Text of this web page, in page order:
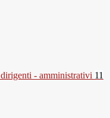
- amministrativi 11